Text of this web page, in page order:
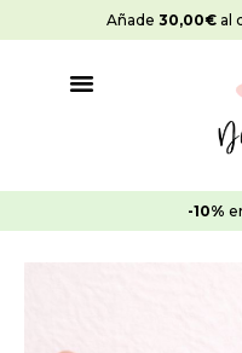
al
Añade 30,00€ al
-10%